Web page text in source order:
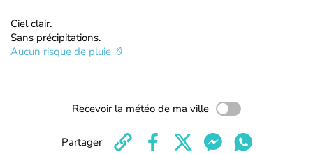
Ciel clair.
Sans précipitations.
Aucun risque de pluie
Recevoir la météo de ma ville
Partager